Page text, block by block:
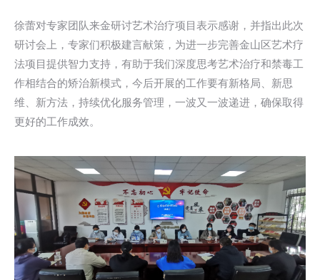
徐蕾对专家团队来金研讨艺术治疗项目表示感谢，并指出此次
研讨会上，专家们积极建言献策，为进一步完善金山区艺术疗
法项目提供智力支持，有助于我们深度思考艺术治疗和禁毒工
作相结合的矫治新模式，今后开展的工作要有新格局、新思
维、新方法，持续优化服务管理，一波又一波递进，确保取得
更好的工作成效。